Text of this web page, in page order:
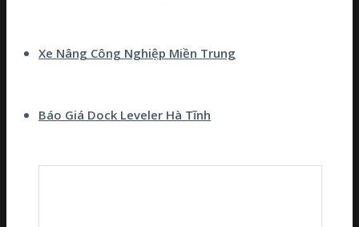
Xe Nâng Công Nghiệp Miền Trung
Báo Giá Dock Leveler Hà Tĩnh